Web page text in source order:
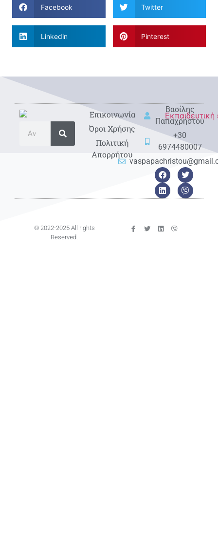
Facebook Twitter
Linkedin Pinterest
Eπικοινωνία
Όροι Χρήσης
Πολιτική
Απορρήτου
Βασίλης
Παπαχρήστου
+30
6974480007
© 2022-2025 All rights
Reserved.